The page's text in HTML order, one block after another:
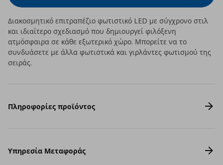
Διακοσμητικό επιτραπέζιο φωτιστικό LED με σύγχρονο στιλ
και ιδιαίτερο σχεδιασμό που δημιουργεί φιλόξενη
ατμόσφαιρα σε κάθε εξωτερικό χώρο. Μπορείτε να το
συνδυάσετε με άλλα φωτιστικά και γιρλάντες φωτισμού της
σειράς.
Πληροφορίες προϊόντος
Υπηρεσία Μεταφοράς